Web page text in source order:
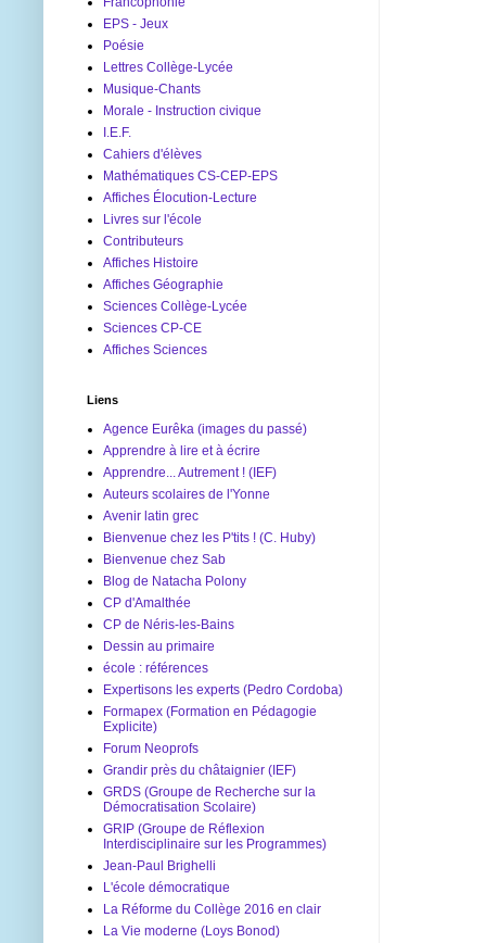
EPS - Jeux
Poésie
Lettres Collège-Lycée
Musique-Chants
Morale - Instruction civique
I.E.F.
Cahiers d'élèves
Mathématiques CS-CEP-EPS
Affiches Élocution-Lecture
Livres sur l'école
Contributeurs
Affiches Histoire
Affiches Géographie
Sciences Collège-Lycée
Sciences CP-CE
Affiches Sciences
Liens
Agence Eurêka (images du passé)
Apprendre à lire et à écrire
Apprendre... Autrement ! (IEF)
Auteurs scolaires de l'Yonne
Avenir latin grec
Bienvenue chez les P'tits ! (C. Huby)
Bienvenue chez Sab
Blog de Natacha Polony
CP d'Amalthée
CP de Néris-les-Bains
Dessin au primaire
école : références
Expertisons les experts (Pedro Cordoba)
Formapex (Formation en Pédagogie
Explicite)
Forum Neoprofs
Grandir près du châtaignier (IEF)
GRDS (Groupe de Recherche sur la
Démocratisation Scolaire)
GRIP (Groupe de Réflexion
Interdisciplinaire sur les Programmes)
Jean-Paul Brighelli
L'école démocratique
La Réforme du Collège 2016 en clair
La Vie moderne (Loys Bonod)